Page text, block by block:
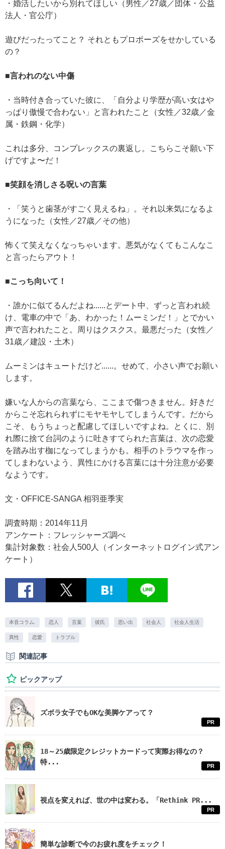
・婚活したいから別れてほしい（男性／27歳／団体・公益
法人・官公庁）
遊びだったってこと？ それともプロポーズをせかしている
の？
■言われのない中傷
・当時付き合っていた彼に、「自分より学歴が高い女はや
っぱり傲慢で合わない」と言われたこと（女性／32歳／金
属・鉄鋼・化学）
これは多分、コンプレックスの裏返し。こちらこそ願い下
げですよ〜だ！
■笑顔を消しさる呪いの言葉
・「笑うと歯茎がすごく見えるね」。それ以来気になるよ
うになった（女性／27歳／その他）
怖くて笑えなくなっちゃいます。悪気がなくてもこんなこ
と言ったらアウト！
■こっち向いて！
・誰かに似てるんだよね......とデート中、ずっと言われ続
け、電車の中で「あ、わかった！ムーミンだ！」とでかい
声で言われたこと。周りはクスクス。最悪だった（女性／
31歳／建設・土木）
ムーミンはキュートだけど......。せめて、小さい声でお願い
します。
嫌いな人からの言葉なら、ここまで傷つきません。好きだ
からこそ忘れられずにモヤモヤしてしまうんです。だから
こそ、もうちょっと配慮してほしいですよね。とくに、別
れ際に捨て台詞のように吐きすてられた言葉は、次の恋愛
を踏み出す枷になってしまうかも。相手のトラウマを作っ
てしまわないよう、異性にかける言葉には十分注意が必要
なようです。
文・OFFICE-SANGA 相羽亜季実
調査時期：2014年11月
アンケート：フレッシャーズ調べ
集計対象数：社会人500人（インターネットログイン式アン
ケート）
本音コラム. 恋人 言葉 彼氏 思い出 社会人 社会人生活
異性 恋愛 トラブル
関連記事
ピックアップ
ズボラ女子でもOKな美脚ケアって？
PR
18～25歳限定クレジットカードって実際お得なの？
特...
PR
視点を変えれば、世の中は変わる。「Rethink PR...
PR
簡単な診断で今のお疲れ度をチェック！